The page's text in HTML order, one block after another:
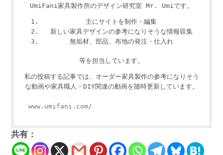
UmiFani家具製作所のデザイン研究室 Mr. Umiです。
主にサイトを制作・編集
新しい家具デザインの参考になりそうな情報収集
無垢材、部品、布地の発注・仕入れ
等を担当しています。
私の投稿する記事では、オーダー家具製作の参考になりそう
な動画や家具職人・DIY関連の動画を随時更新しています。
www.umifani.com/
共有：